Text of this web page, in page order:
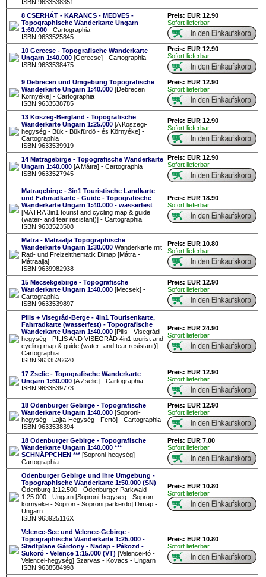
ISBN 9633538351
8 CSERHÁT - KARANCS - MEDVES -
Topographische Wanderkarte Ungarn
1:60.000 - Cartographia
ISBN 9633525845
Preis: EUR 12.90
Sofort lieferbar
10 Gerecse - Topografische Wanderkarte
Ungarn 1:40.000 [Gerecse] - Cartographia
ISBN 9633538475
Preis: EUR 12.90
Sofort lieferbar
9 Debrecen und Umgebung Topografische
Wanderkarte Ungarn 1:40.000 [Debrecen
Környéke] - Cartographia
ISBN 9633538785
Preis: EUR 12.90
Sofort lieferbar
13 Köszeg-Bergland - Topografische
Wanderkarte Ungarn 1:25.000 [A Köszegi-
hegység - Bük - Bükfürdö - és Környéke] -
Cartographia
ISBN 9633539919
Preis: EUR 12.90
Sofort lieferbar
14 Matragebirge - Topografische Wanderkarte
Ungarn 1:40.000 [A Mátra] - Cartographia
ISBN 9633527945
Preis: EUR 12.90
Sofort lieferbar
Matragebirge - 3in1 Touristische Landkarte
und Fahrradkarte - Guide - Topografische
Wanderkarte Ungarn 1:40.000 - wasserfest
[MÁTRA 3in1 tourist and cycling map & guide
(water- and tear resistant)] - Cartographia
ISBN 9633523508
Preis: EUR 18.90
Sofort lieferbar
Matra - Matraalja Topographische
Wanderkarte Ungarn 1:30.000 Wanderkarte mit
Rad- und Freizeitthematik Dimap [Mátra -
Mátraalja]
ISBN 9639982938
Preis: EUR 10.80
Sofort lieferbar
15 Mecsekgebirge - Topografische
Wanderkarte Ungarn 1:40.000 [Mecsek] -
Cartographia
ISBN 9633539897
Preis: EUR 12.90
Sofort lieferbar
Pilis + Visegrád-Berge - 4in1 Tourisenkarte,
Fahrradkarte (wasserfest) - Topografische
Wanderkarte Ungarn 1:40.000 [Pilis - Visegrádi-
hegység - PILIS AND VISEGRÁD 4in1 tourist and
cycling map & guide (water- and tear resistant)] -
Cartographia
ISBN 9633526620
Preis: EUR 24.90
Sofort lieferbar
17 Zselic - Topografische Wanderkarte
Ungarn 1:60.000 [A Zselic] - Cartographia
ISBN 9633539773
Preis: EUR 12.90
Sofort lieferbar
18 Ödenburger Gebirge - Topografische
Wanderkarte Ungarn 1:40.000 [Soproni-
hegység - Lajta-Hegység - Fertö] - Cartographia
ISBN 9633538394
Preis: EUR 12.90
Sofort lieferbar
18 Ödenburger Gebirge - Topografische
Wanderkarte Ungarn 1:40.000 ***
SCHNÄPPCHEN ***[Soproni-hegység] -
Cartographia
Preis: EUR 7.00
Sofort lieferbar
Ödenburger Gebirge und ihre Umgebung -
Topographische Wanderkarte 1:50.000 (SN) -
Ödenburg 1:12.500 - Ödenburger Parkwald
1:25.000 - Ungarn [Soproni-hegyseg - Sopron
környeke - Sopron - Soproni parkerdö] Dimap -
Ungarn
ISBN 963925116X
Preis: EUR 10.80
Sofort lieferbar
Velence-See und Velence-Gebirge -
Topographische Wanderkarte 1:25.000 -
Stadtpläne Gárdony - Nadap - Pákozd -
Sukoró - Velence 1:15.000 (VT) [Velencei-tó -
Velencei-hegység] Szarvas - Kovacs - Ungarn
ISBN 9638584998
Preis: EUR 10.80
Sofort lieferbar